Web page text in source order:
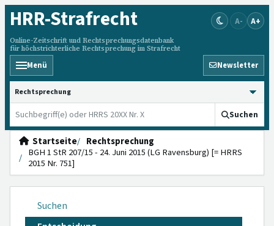
HRR-Strafrecht
Online-Zeitschrift und Rechtsprechungsdatenbank
für höchstrichterliche Rechtsprechung im Strafrecht
A- A+
Menü Newsletter
HRRS durchsuchen
Suchen
Startseite
Rechtsprechung
BGH 1 StR 207/15 - 24. Juni 2015 (LG Ravensburg) [= HRRS
2015 Nr. 751]
Suchen